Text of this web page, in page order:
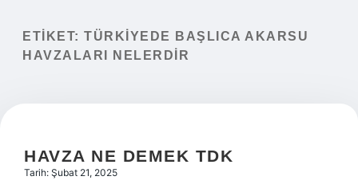
Yasal Uyarı
ETIKET: TÜRKIYEDE BAŞLICA AKARSU
HAVZALARI NELERDIR
HAVZA NE DEMEK TDK
Tarih: Şubat 21, 2025